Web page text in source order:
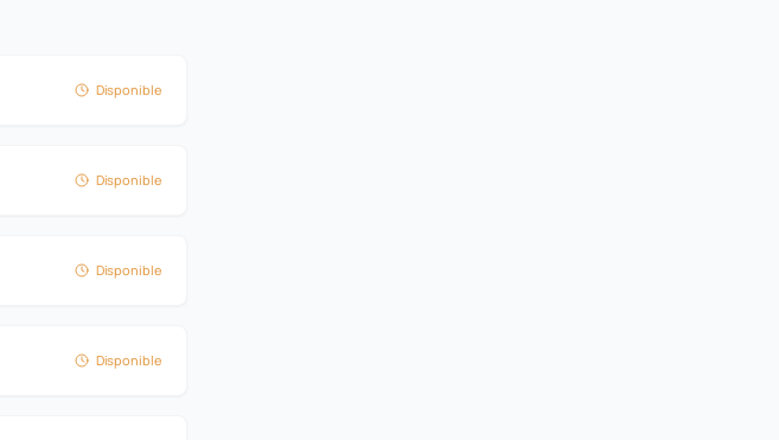
Disponible
Disponible
Disponible
Disponible